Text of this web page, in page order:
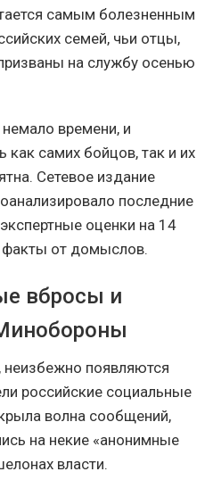
самым болезненным
семей, чьи отцы,
на службу осенью
времени, и
как самих бойцов, так и их
Сетевое издание
последние
оценки на 14
факты от домыслов.
вбросы и
неизбежно появляются
российские социальные
волна сообщений,
на некие «анонимные
власти.